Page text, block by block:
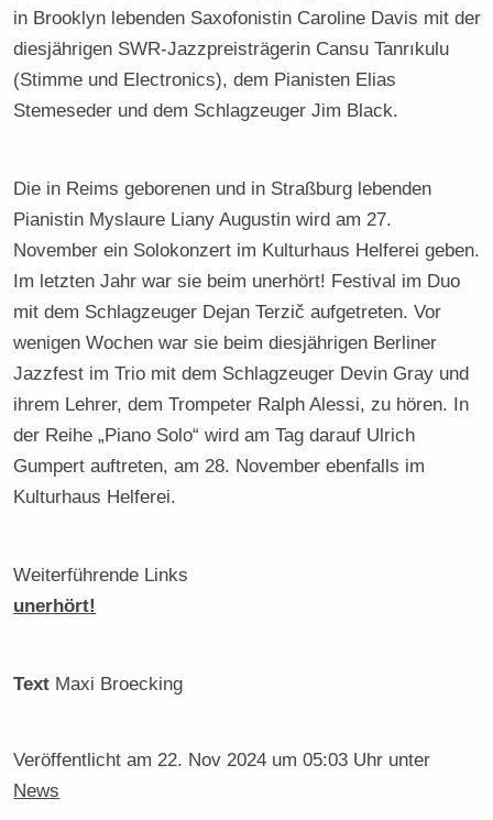
in Brooklyn lebenden Saxofonistin Caroline Davis mit der
diesjährigen SWR-Jazzpreisträgerin Cansu Tanrıkulu
(Stimme und Electronics), dem Pianisten Elias
Stemeseder und dem Schlagzeuger Jim Black.
Die in Reims geborenen und in Straßburg lebenden
Pianistin Myslaure Liany Augustin wird am 27.
November ein Solokonzert im Kulturhaus Helferei geben.
Im letzten Jahr war sie beim unerhört! Festival im Duo
mit dem Schlagzeuger Dejan Terzič aufgetreten. Vor
wenigen Wochen war sie beim diesjährigen Berliner
Jazzfest im Trio mit dem Schlagzeuger Devin Gray und
ihrem Lehrer, dem Trompeter Ralph Alessi, zu hören. In
der Reihe „Piano Solo“ wird am Tag darauf Ulrich
Gumpert auftreten, am 28. November ebenfalls im
Kulturhaus Helferei.
Weiterführende Links
unerhört!
Text Maxi Broecking
Veröffentlicht am22. Nov 2024 um 05:03 Uhr unter
News